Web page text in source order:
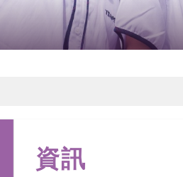
資訊